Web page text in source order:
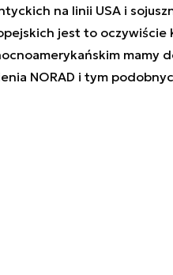
na linii USA i
jest to oczywiście
mamy
NORAD i tym